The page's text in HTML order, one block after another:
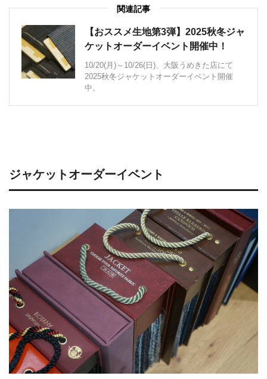
関連記事
【おススメ生地第3弾】2025秋冬ジャ
ケットオーダーイベント開催中！
10/20(月)～10/26(日)、大阪うめきた店にて
2025秋冬ジャケットオーダーイベント開催
中。
ジャケットオーダーイベント